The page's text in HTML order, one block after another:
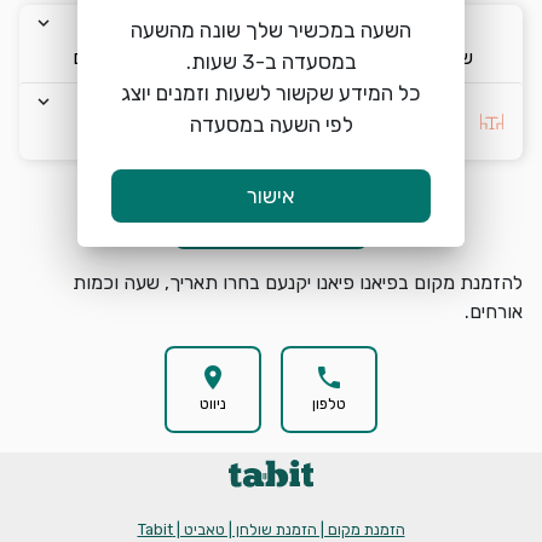
keyboard_arrow_down
ש׳ 8/8
keyboard_arrow_down
12:00
keyboard_arrow_down
keyboard_arrow_down
search הזמנת מקום
להזמנת מקום בפיאנו פיאנו יקנעם בחרו תאריך, שעה וכמות
אורחים.
phone
טלפון
location_on
ניווט
הזמנת מקום | הזמנת שולחן | טאביט | Tabit
השעה במכשיר שלך שונה מהשעה
כל המידע שקשור לשעות וזמנים יוצג
לפי השעה במסעדה
אישור